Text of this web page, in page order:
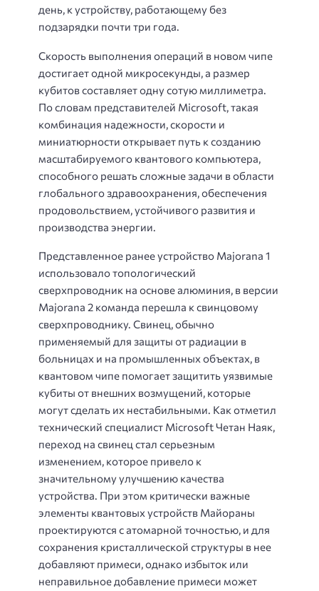
день, к устройству, работающему без
подзарядки почти три года.
Скорость выполнения операций в новом чипе
достигает одной микросекунды, а размер
кубитов составляет одну сотую миллиметра.
По словам представителей Microsoft, такая
комбинация надежности, скорости и
миниатюрности открывает путь к созданию
масштабируемого квантового компьютера,
способного решать сложные задачи в области
глобального здравоохранения, обеспечения
продовольствием, устойчивого развития и
производства энергии.
Представленное ранее устройство Majorana 1
использовало топологический
сверхпроводник на основе алюминия, в версии
Majorana 2 команда перешла к свинцовому
сверхпроводнику. Свинец, обычно
применяемый для защиты от радиации в
больницах и на промышленных объектах, в
квантовом чипе помогает защитить уязвимые
кубиты от внешних возмущений, которые
могут сделать их нестабильными. Как отметил
технический специалист Microsoft Четан Наяк,
переход на свинец стал серьезным
изменением, которое привело к
значительному улучшению качества
устройства. При этом критически важные
элементы квантовых устройств Майораны
проектируются с атомарной точностью, и для
сохранения кристаллической структуры в нее
добавляют примеси, однако избыток или
неправильное добавление примеси может